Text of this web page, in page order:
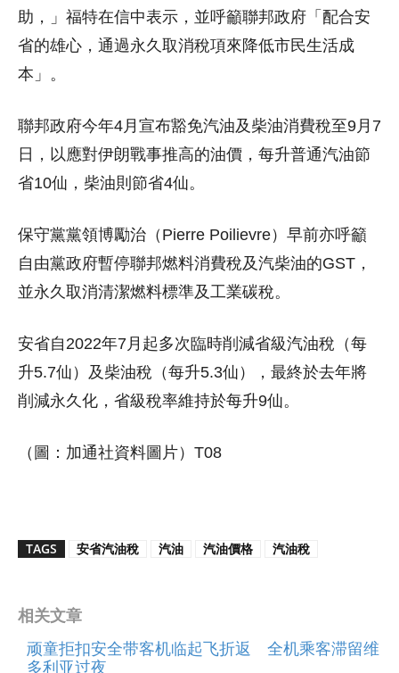
助，」福特在信中表示，並呼籲聯邦政府「配合安
省的雄心，通過永久取消稅項來降低市民生活成
本」。
聯邦政府今年4月宣布豁免汽油及柴油消費稅至9月7
日，以應對伊朗戰事推高的油價，每升普通汽油節
省10仙，柴油則節省4仙。
保守黨黨領博勵治（Pierre Poilievre）早前亦呼籲
自由黨政府暫停聯邦燃料消費稅及汽柴油的GST，
並永久取消清潔燃料標準及工業碳稅。
安省自2022年7月起多次臨時削減省級汽油稅（每
升5.7仙）及柴油稅（每升5.3仙），最終於去年將
削減永久化，省級稅率維持於每升9仙。
（圖：加通社資料圖片）T08
TAGS 安省汽油稅 汽油 汽油價格 汽油稅
相关文章
顽童拒扣安全带客机临起飞折返 全机乘客滞留维
多利亚过夜